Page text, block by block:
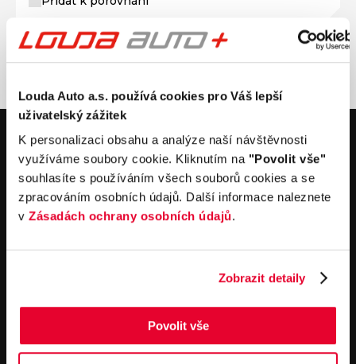
Louda Auto a.s. používá cookies pro Váš lepší
uživatelský zážitek
K personalizaci obsahu a analýze naší návštěvnosti
využíváme soubory cookie. Kliknutím na "Povolit vše"
souhlasíte s používáním všech souborů cookies a se
zpracováním osobních údajů. Další informace naleznete
v Zásadách ochrany osobních údajů.
Zobrazit detaily
Povolit vše
V případě dotazů volejte číslo nonstop infolinky
+420 325 400 400
nebo nám napište na e-mailauto@louda.cz
Koupit obytný vůz
Prodat vůz
Průběh výkupu vozu
Společnost